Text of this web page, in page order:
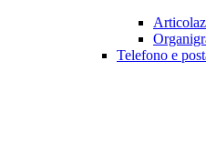
Telefono e